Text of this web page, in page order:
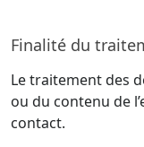
Finalité du
Le traitement des
ou du contenu de
contact.